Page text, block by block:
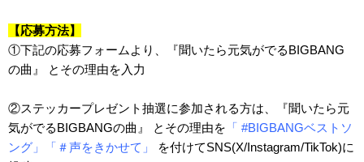
【応募方法】
①下記の応募フォームより、『聞いたら元気がでるBIGBANG
の曲』 とその理由を入力
②ステッカープレゼント抽選に参加される方は、『聞いたら元
気がでるBIGBANGの曲』 とその理由を 「 #BIGBANGベストソ
ング」「＃声をきかせて」
を付けてSNS(X/Instagram/TikTok)に